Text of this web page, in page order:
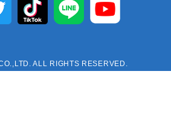
ALL RIGHTS RESERVED.